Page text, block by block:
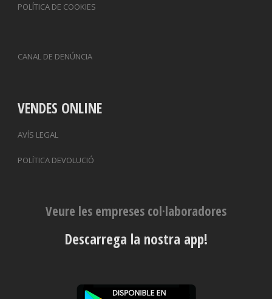
POLÍTICA DE COOKIES
CANAL DE DENÚNCIA
VENDES ONLINE
AVÍS LEGAL
POLÍTICA DEVOLUCIÓ
Veure les empreses col·laboradores
Descarrega la nostra app!